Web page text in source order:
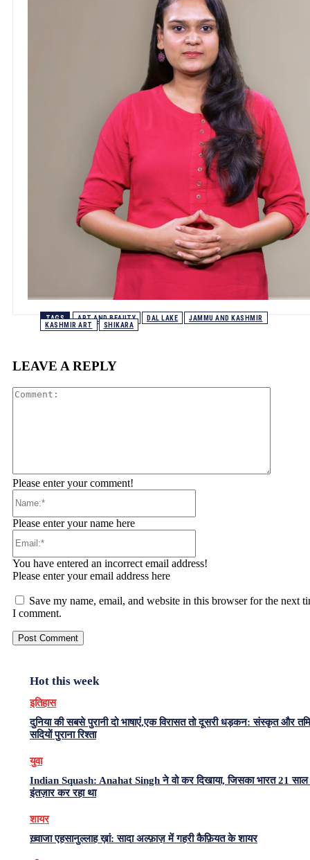
TAGS ART AND BEAUTY DAL LAKE
JAMMU AND KASHMIR
KASHMIR ART
SHIKARA
LEAVE A REPLY
Please enter your comment!
Please enter your name here
You have entered an incorrect email address!
Please enter your email address here
Save my name, email, and website in this browser for the next
I comment.
Hot this week
इतिहास
दुनिया की सबसे पुरानी दो भाषाएं,एक विरासत तो दूसरी धड़कन: संस्कृत और
सदियों पुराना रिश्ता
युवा
Indian Squash: Anahat Singh ने वो कर दिखाया, जिसका भारत 21
इंतज़ार कर रहा था
शायर
ख़्वाजा एहसानुल्लाह ख़ां: सादा अल्फ़ाज़ में गहरी कैफ़ियत के शायर